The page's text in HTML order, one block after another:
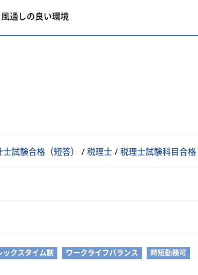
通しの良い環境
試験合格（短答） / 税理士 / 税理士試験科目合格
ックスタイム制 ワークライフバランス 時短勤務可